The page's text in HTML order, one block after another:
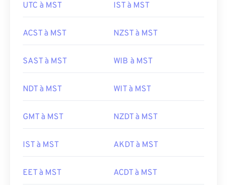
UTC à MST IST à MST
ACST à MST NZST à MST
SAST à MST WIB à MST
NDT à MST WIT à MST
GMT à MST NZDT à MST
IST à MST AKDT à MST
EET à MST ACDT à MST